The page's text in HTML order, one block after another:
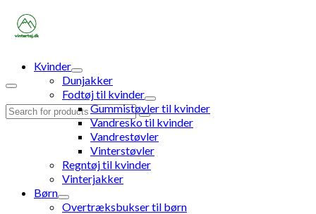
Search
Kvinder
Dunjakker
Fodtøj til kvinder
Gummistøvler til kvinder
Vandresko til kvinder
Vandrestøvler
Vinterstøvler
Regntøj til kvinder
Vinterjakker
Børn
Overtræksbukser til børn